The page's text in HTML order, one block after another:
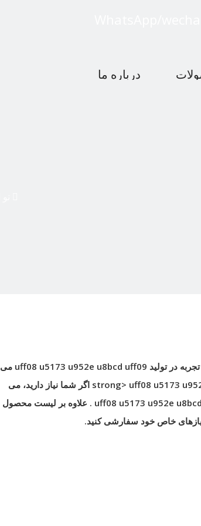
درباره ما
در تولید uff08 u5173 u952e u8bcd uff09 می
اگر شما نیاز دارید، می
uff08 u5173 u952e . علاوه بر لیست محصول
خاص خود سفارشی کنید.